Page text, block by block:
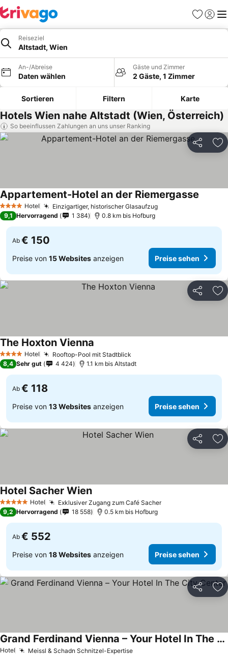
Favoriten
Reiseziel
Altstadt, Wien
An-/Abreise
Daten wählen
Gäste und Zimmer
2 Gäste, 1 Zimmer
Sortieren Filtern Karte
Hotels Wien nahe Altstadt (Wien, Österreich)
So beeinflussen Zahlungen an uns unser Ranking
Teilen
4 Sterne Hotel Einzigartiger, historischer Glasaufzug
Appartement-Hotel an der Riemergasse
9,1 Hervorragend 1 384 0.8 km bis Hofburg
Ab € 150
Preise von 15 Websites anzeigen Preise sehen
Teilen
4 Sterne Hotel Rooftop-Pool mit Stadtblick
The Hoxton Vienna
8,4 Sehr gut 4 424 1.1 km bis Altstadt
Ab € 118
Preise von 13 Websites anzeigen Preise sehen
Teilen
5 Sterne Hotel Exklusiver Zugang zum Café Sacher
Hotel Sacher Wien
9,2 Hervorragend 18 558 0.5 km bis Hofburg
Ab € 552
Preise von 18 Websites anzeigen Preise sehen
Teilen
Hotel Meissl & Schadn Schnitzel-Expertise
Grand Ferdinand Vienna – Your Hotel In The City Center